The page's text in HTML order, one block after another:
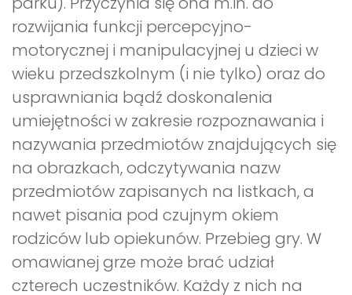
rozwijania funkcji percepcyjno-
motorycznej i manipulacyjnej u dzieci w
wieku przedszkolnym (i nie tylko) oraz do
usprawniania bądź doskonalenia
umiejętności w zakresie rozpoznawania i
nazywania przedmiotów znajdujących się
na obrazkach, odczytywania nazw
przedmiotów zapisanych na listkach, a
nawet pisania pod czujnym okiem
rodziców lub opiekunów. Przebieg gry. W
omawianej grze może brać udział
czterech uczestników. Każdy z nich na